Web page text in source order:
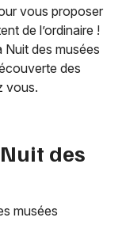
vous proposer
de l’ordinaire !
Nuit des musées
des
vous.
des
musées